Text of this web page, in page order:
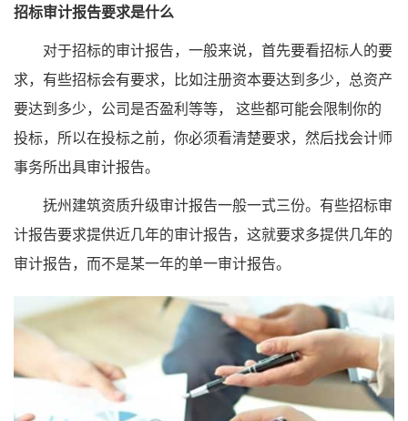
招标审计报告要求是什么
对于招标的审计报告，一般来说，首先要看招标人的要
求，有些招标会有要求，比如注册资本要达到多少，总资产
要达到多少，公司是否盈利等等， 这些都可能会限制你的
投标，所以在投标之前，你必须看清楚要求，然后找会计师
事务所出具审计报告。
抚州建筑资质升级审计报告一般一式三份。有些招标审
计报告要求提供近几年的审计报告，这就要求多提供几年的
审计报告，而不是某一年的单一审计报告。